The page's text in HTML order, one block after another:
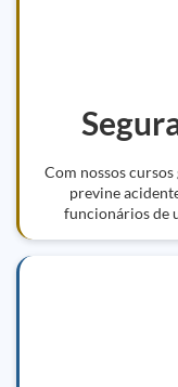
Com nossos
previne
funcionários de